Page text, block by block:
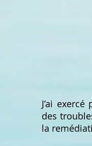
J’ai
des
la